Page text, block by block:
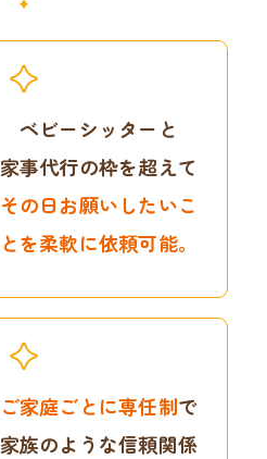
ベビーシッターと
家事代行の枠を超えて
その日お願いしたいこ
とを柔軟に依頼可能。
ご家庭ごとに専任制で
家族のような信頼関係